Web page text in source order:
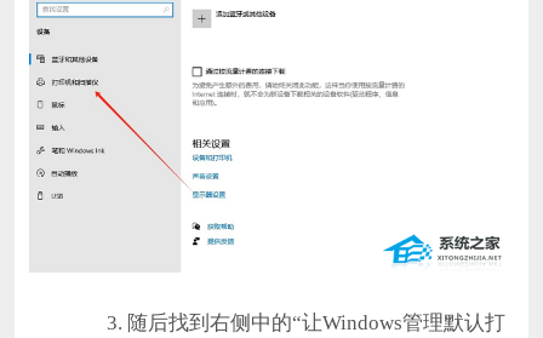
3. 随后找到右侧中的“让Windows管理默认打